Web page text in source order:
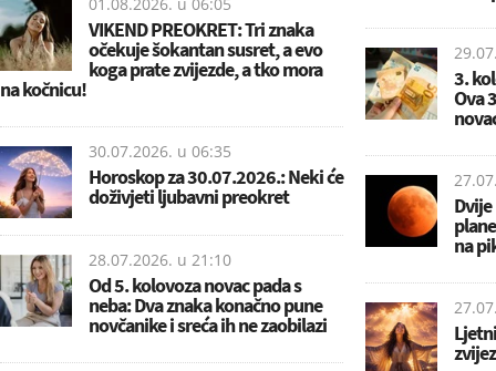
01.08.2026. u 06:05
VIKEND PREOKRET: Tri znaka
očekuje šokantan susret, a evo
koga prate zvijezde, a tko mora
na kočnicu!
30.07.2026. u 06:35
Horoskop za 30.07.2026.: Neki će
doživjeti ljubavni preokret
28.07.2026. u 21:10
Od 5. kolovoza novac pada s
neba: Dva znaka konačno pune
novčanike i sreća ih ne zaobilazi
3.
Ova
na